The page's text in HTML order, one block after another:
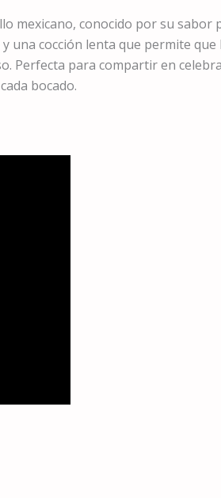
mexicano, conocido por su
una cocción lenta que permite
Perfecta para compartir en
bocado.